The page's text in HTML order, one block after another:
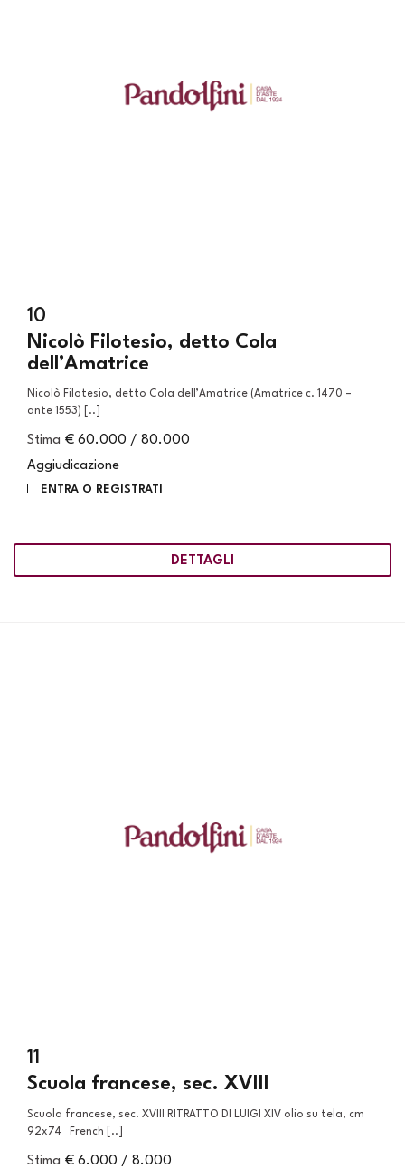
10
Nicolò Filotesio, detto Cola
dell’Amatrice
Nicolò Filotesio, detto Cola dell’Amatrice (Amatrice c. 1470 –
ante 1553) [..]
Stima € 60.000 / 80.000
Aggiudicazione
ENTRA O REGISTRATI
DETTAGLI
11
Scuola francese, sec. XVIII
Scuola francese, sec. XVIII RITRATTO DI LUIGI XIV olio su tela, cm
92x74 French [..]
Stima € 6.000 / 8.000